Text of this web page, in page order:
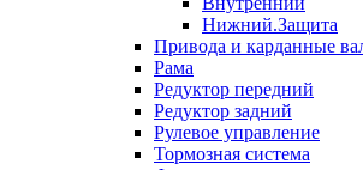
Нижний.Защита
Привода и карданные
Рама
Редуктор передний
Редуктор задний
Рулевое управление
Тормозная система